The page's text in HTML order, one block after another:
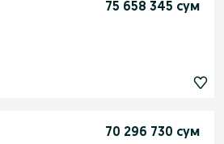
75 658 345 сум
70 296 730 сум